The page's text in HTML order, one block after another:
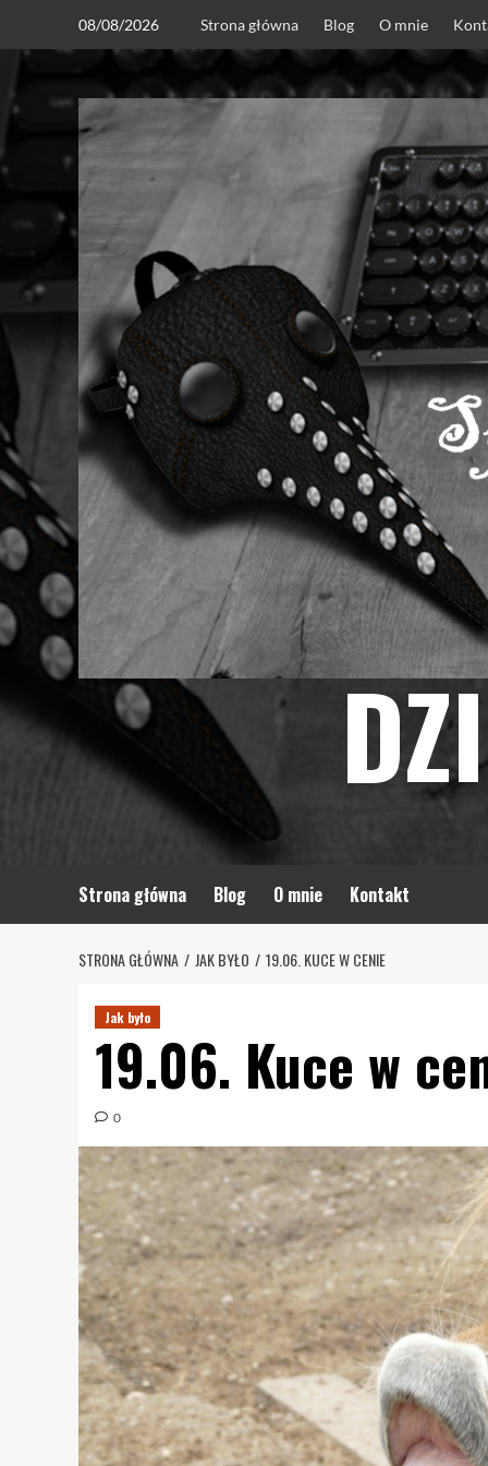
08/08/2026 Strona główna Blog O mnie
Strona główna Blog O mnie Kontakt
STRONA GŁÓWNA JAK BYŁO 19.06. KUCE W CENIE
Jak było
19.06. Kuce w
0